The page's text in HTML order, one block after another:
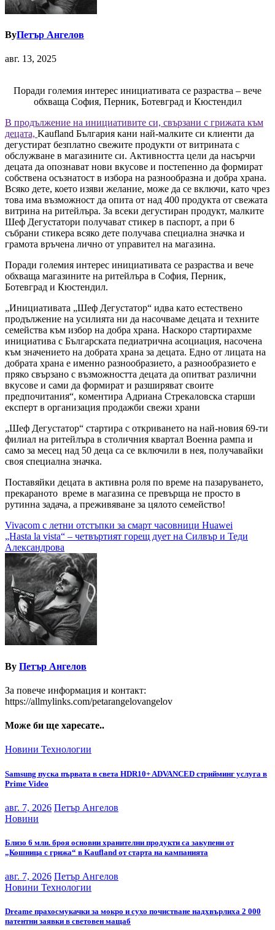
ByПетър Ангелов
авг. 13, 2025
Поради големия интерес инициативата се разраства – вече
обхваща София, Перник, Ботевград и Кюстендил
В продължение на инициативите си, свързани с грижата към
децата, Kaufland България кани най-малките си клиенти да
дегустират безплатно свежите продукти от витрината с
обслужване в магазините си. Активността цели да насърчи
децата да опознават нови вкусове и постепенно да формират
собствена осъзнатост в избора на разнообразна и добра храна.
Всяко дете, което изяви желание, може да се включи, като чрез
това има възможност да опита от над 400 продукта от свежата
витрина на ритейлъра. За всеки дегустиран продукт, малките
Шеф Дегустатори получават стикер в паспорт, а при 6
събрани стикера всяко дете получава специална значка и
грамота връчена лично от управител на магазина.
Поради големия интерес инициативата се разраства и вече
обхваща магазините на ритейлъра в София, Перник,
Ботевград и Кюстендил.
„Инициативата „Шеф Дегустатор“ идва като естествено
продължение на усилията ни да насочваме децата и техните
семейства към избор на добра храна. Наскоро стартирахме
инициатива с Българската педиатрична асоциация, насочена
към значението на добрата храна за децата. Едно от лицата на
добрата храна е именно разнообразието, а разнообразието е
пряко свързано с възможността децата да опитват различни
вкусове и сами да формират и разширяват своите
предпочитания“, коментира Адриана Стрекаловска старши
експерт в организация продажби свежи храни
„Шеф Дегустатор“ стартира с откриването на най-новия 69-ти
филиал на ритейлъра в столичния квартал Военна рампа и
само за месец над 50 деца са се включили в нея, получавайки
своя специална значка.
Поставяйки децата в активна роля по време на пазаруването,
прекараното време в магазина се превърща не просто в
рутинна задача, а преживяване за цялото семейство!
Навигация
Vivacom с летни отстъпки за смарт часовници Huawei
„Hasta la vista“ – четвъртият горещ дует на Силвър и Теди
Александрова
By Петър Ангелов
За повече информация и контакт:
https://allmylinks.com/petarangelovangelov
Може би ще харесате..
Новини Технологии
Samsung пуска първата в света HDR10+ ADVANCED стрийминг услуга в
Prime Video
авг. 7, 2026 Петър Ангелов
Новини
Близо 6 млн. броя основни хранителни продукти са закупени от
„Кошница с грижа“ в Kaufland от старта на кампанията
авг. 7, 2026 Петър Ангелов
Новини Технологии
Dreame прахосмукачки за мокро и сухо почистване надхвърлиха 2 000
патентни заявки в световен мащаб